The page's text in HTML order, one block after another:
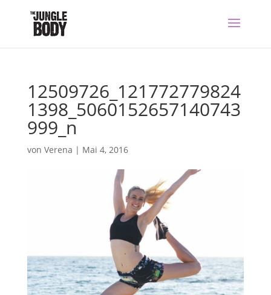
12509726_121772779824
1398_5060152657140743
999_n
von Verena | Mai 4, 2016